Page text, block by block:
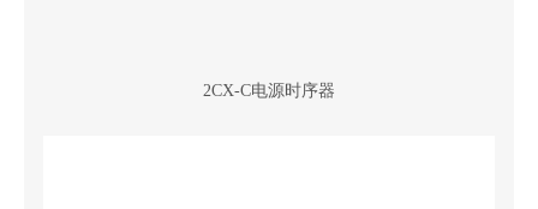
2CX-C电源时序器